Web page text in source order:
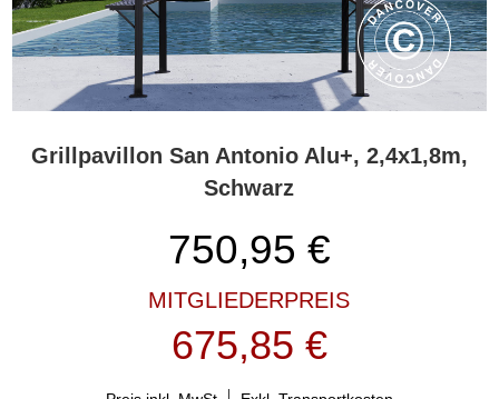
Grillpavillon San Antonio Alu+, 2,4x1,8m,
Schwarz
750,95 €
MITGLIEDERPREIS
675,85 €